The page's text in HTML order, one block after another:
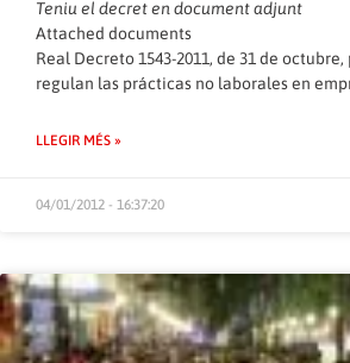
Teniu el decret en document adjunt
Attached documents
Real Decreto 1543-2011, de 31 de octubre,
regulan las prácticas no laborales en
LLEGIR MÉS »
04/01/2012 - 16:37:20